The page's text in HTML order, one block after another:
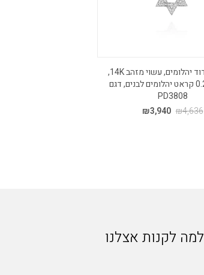
תליון מגן דוד יהלומים, עשוי מזהב 14K,
משובץ 0.28 קראט יהלומים לבנים, דגם
PD3808
₪4,636
₪3,940
למה לקנות אצלנו